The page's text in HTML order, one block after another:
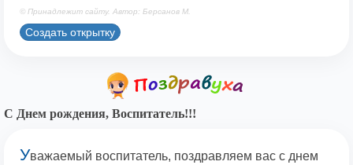
© Принадлежит сайту. Автор: Берсанов М.
Создать открытку
С Днем рождения, Воспитатель!!!
Уважаемый воспитатель, поздравляем вас с днем